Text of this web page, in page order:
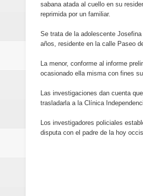
“Los
Humano
sabana atada al cuello en su
reprimida por un familiar.
Se trata de la adolescente
años, residente en la calle Paseo
La menor, conforme al informe
ocasionado ella misma con fines
Las investigaciones dan cuenta
trasladarla a la Clínica
Los investigadores policiales
disputa con el padre de la hoy